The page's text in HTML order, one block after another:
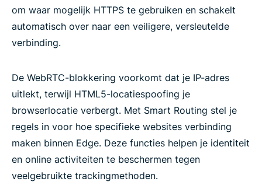
om waar mogelijk HTTPS te gebruiken en schakelt
automatisch over naar een veiligere, versleutelde
verbinding.
De WebRTC-blokkering voorkomt dat je IP-adres
uitlekt, terwijl HTML5-locatiespoofing je
browserlocatie verbergt. Met Smart Routing stel je
regels in voor hoe specifieke websites verbinding
maken binnen Edge. Deze functies helpen je identiteit
en online activiteiten te beschermen tegen
veelgebruikte trackingmethoden.